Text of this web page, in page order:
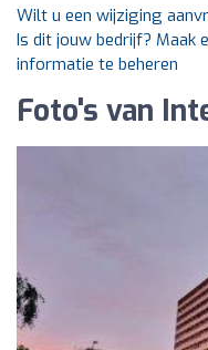
Wilt u een wijziging
Is dit jouw bedrijf? Maak
informatie te beheren
Foto's van